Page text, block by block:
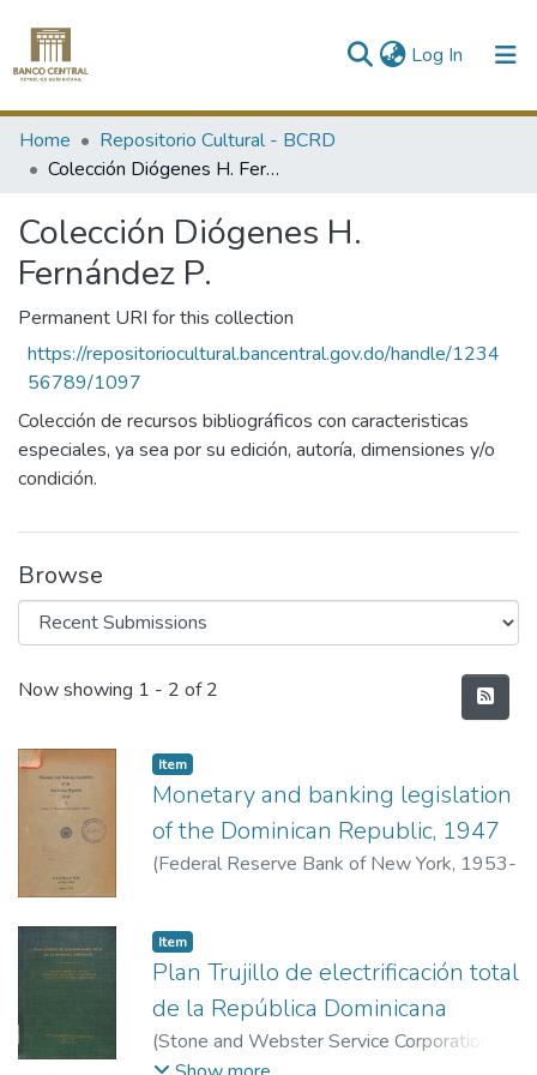
Log In (current)
Communities & Collections
All of DSpace
Statistics
Home
Repositorio Cultural - BCRD
Colección Diógenes H. Fernández P.
Colección Diógenes H.
Fernández P.
Permanent URI for this collection
https://repositoriocultural.bancentral.gov.do/handle/1234
56789/1097
Colección de recursos bibliográficos con caracteristicas
especiales, ya sea por su edición, autoría, dimensiones y/o
condición.
Browse
Recent Submissions
Now showing 1 - 2 of 2
Item
Monetary and banking legislation
of the Dominican Republic, 1947
(Federal Reserve Bank of New York, 1953-
Item
Plan Trujillo de electrificación total
de la República Dominicana
(Stone and Webster Service Corporation